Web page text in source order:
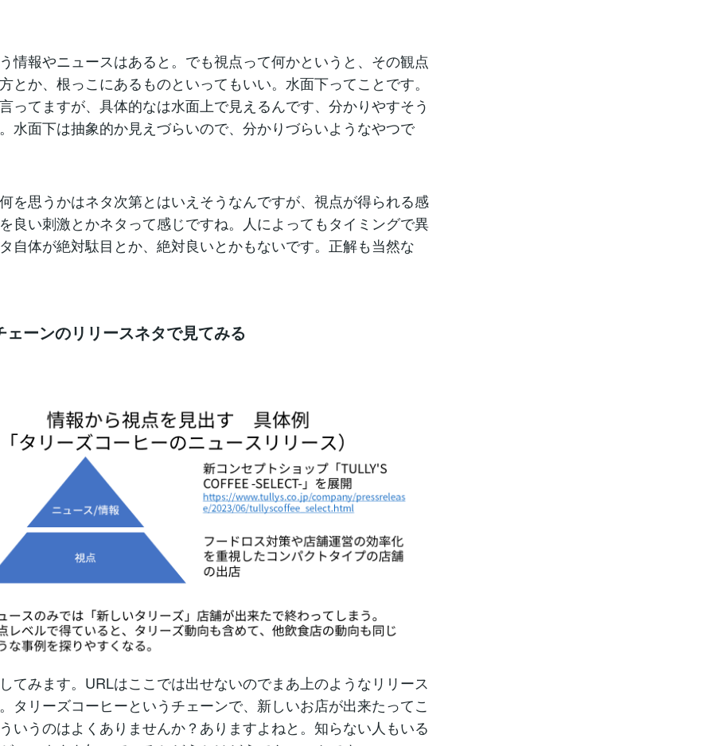
情報やニュースはあると。でも視点って何かというと、その観点
とか、根っこにあるものといってもいい。水面下ってことです。
ってますが、具体的なは水面上で見えるんです、分かりやすそう
水面下は抽象的か見えづらいので、分かりづらいようなやつで
を思うかはネタ次第とはいえそうなんですが、視点が得られる感
良い刺激とかネタって感じですね。人によってもタイミングで異
自体が絶対駄目とか、絶対良いとかもないです。正解も当然な
ェーンのリリースネタで見てみる
てみます。URLはここでは出せないのでまあ上のようなリリース
タリーズコーヒーというチェーンで、新しいお店が出来たってこ
いうのはよくありませんか？ありますよねと。知らない人もいる